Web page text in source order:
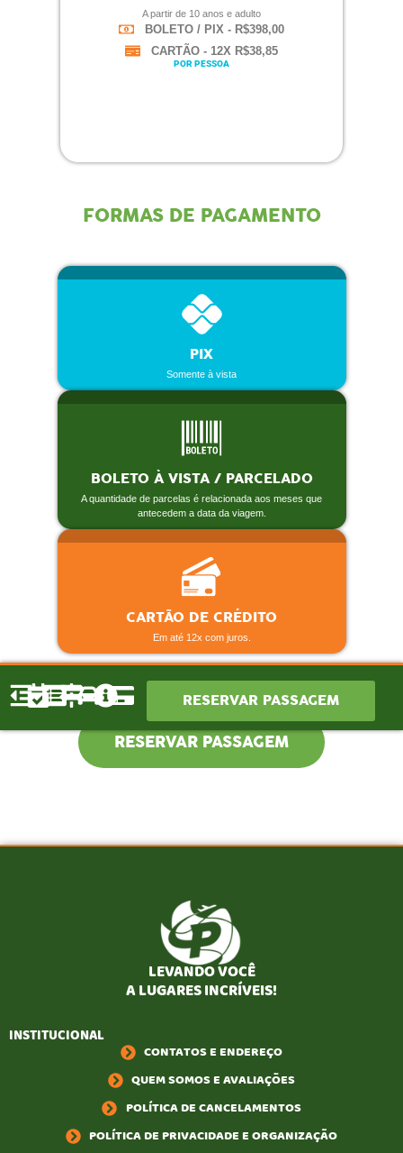
A partir de 10 anos e adulto
BOLETO / PIX - R$398,00
CARTÃO - 12X R$38,85
POR PESSOA
FORMAS DE PAGAMENTO
PIX
Somente à vista
BOLETO À VISTA / PARCELADO
A quantidade de parcelas é relacionada aos meses que
antecedem a data da viagem.
CARTÃO DE CRÉDITO
Em até 12x com juros.
RESERVAR PASSAGEM
RESERVAR PASSAGEM
LEVANDO VOCÊ
A LUGARES INCRÍVEIS!
INSTITUCIONAL
CONTATOS E ENDEREÇO
QUEM SOMOS E AVALIAÇÕES
POLÍTICA DE CANCELAMENTOS
POLÍTICA DE PRIVACIDADE E ORGANIZAÇÃO